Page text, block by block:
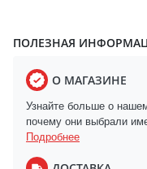
ПОЛЕЗНАЯ
О МАГАЗИНЕ
Узнайте больше о
почему они выбрали
Подробнее